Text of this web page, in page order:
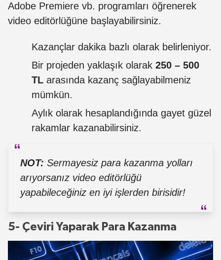
Adobe Premiere vb. programları öğrenerek
video editörlüğüne başlayabilirsiniz.
Kazançlar dakika bazlı olarak belirleniyor.
Bir projeden yaklaşık olarak 250 – 500
TL arasında kazanç sağlayabilmeniz
mümkün.
Aylık olarak hesaplandığında gayet güzel
rakamlar kazanabilirsiniz.
NOT: Sermayesiz para kazanma yolları
arıyorsanız video editörlüğü
yapabileceğiniz en iyi işlerden birisidir!
5- Çeviri Yaparak Para Kazanma